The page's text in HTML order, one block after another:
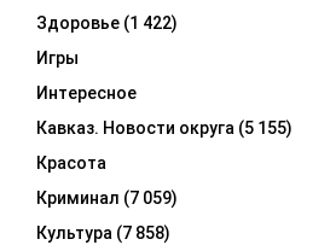
Здоровье (1 422)
Игры
Интересное
Кавказ. Новости округа (5 155)
Красота
Криминал (7 059)
Культура (7 858)